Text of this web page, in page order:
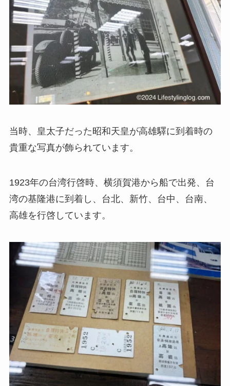
当時、 皇太子だった昭和天皇が高雄驛に到着時の
貴重な写真が飾られています。
1923年の台湾行啓時、横須賀港から船で出発、台
湾の基隆港に到着し、台北、新竹、台中、台南、
高雄を行啓しています。